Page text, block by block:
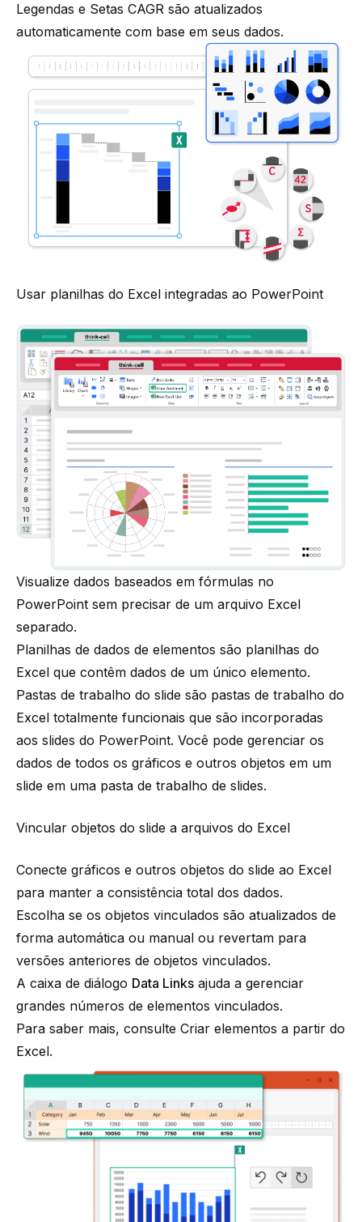
Legendas e Setas CAGR são atualizados
automaticamente com base em seus dados.
Usar planilhas do Excel integradas ao PowerPoint
Visualize dados baseados em fórmulas no
PowerPoint sem precisar de um arquivo Excel
separado.
Planilhas de dados de elementos são planilhas do
Excel que contêm dados de um único elemento.
Pastas de trabalho do slide são pastas de trabalho do
Excel totalmente funcionais que são incorporadas
aos slides do PowerPoint. Você pode gerenciar os
dados de todos os gráficos e outros objetos em um
slide em uma pasta de trabalho de slides.
Vincular objetos do slide a arquivos do Excel
Conecte gráficos e outros objetos do slide ao Excel
para manter a consistência total dos dados.
Escolha se os objetos vinculados são atualizados de
forma automática ou manual ou revertam para
versões anteriores de objetos vinculados.
A caixa de diálogo Data Links ajuda a gerenciar
grandes números de elementos vinculados.
Para saber mais, consulte Criar elementos a partir do
Excel.